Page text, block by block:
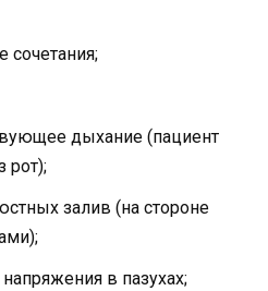
сочетания;
дыхание (пациент
рот);
залив (на стороне
в пазухах;